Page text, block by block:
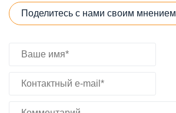
Поделитесь с нами своим мнением